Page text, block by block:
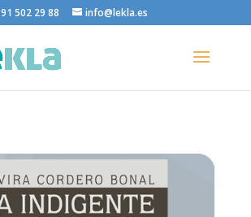
91 502 29 88 info@lekla.es